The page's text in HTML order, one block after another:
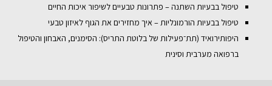
טיפול בבעיות השתנה – פתרונות טבעיים לשיפור איכות החיים
טיפול בבעיות הורמונליות – איך מחזירים את הגוף לאיזון טבעי
היפותירואיד (תת־פעילות של בלוטת התריס): הסימנים, האבחון והטיפול
ברפואה מערבית וסינית